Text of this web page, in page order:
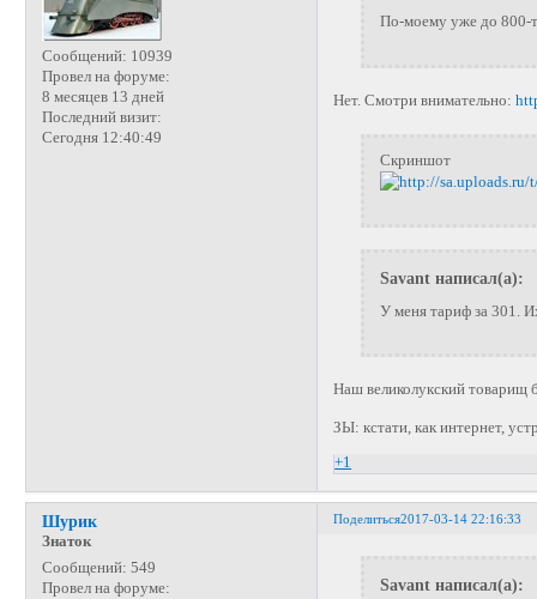
Сообщений: 10939
Провел на форуме:
8 месяцев 13 дней
Последний визит:
Сегодня 12:40:49
По-моему уже до 800-
Нет. Смотри внимательно:
Скриншот
Savant написал(а):
У меня тариф за 301.
Наш великолукский
ЗЫ: кстати, как интернет,
+1
Поделиться2017-03-14 22:16:33
Шурик
Знаток
Сообщений: 549
Провел на форуме:
Savant написал(а):